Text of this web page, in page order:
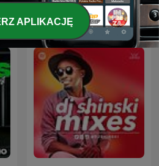
podcasty: Muzyka
APLIKACJĘ